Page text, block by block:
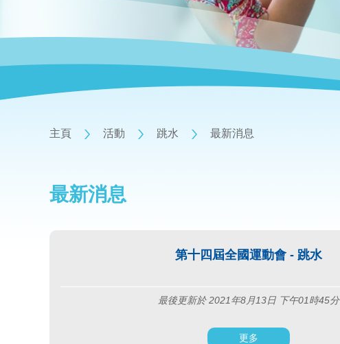
主頁 活動 跳水 最新消息
最新消息
第十四屆全國運動會 - 跳水
最後更新於 2021年8月13日 下午01時45分
更多